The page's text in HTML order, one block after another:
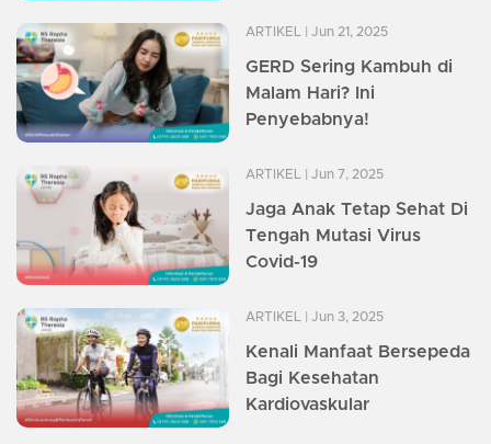
ARTIKEL | Jun 21, 2025
GERD Sering Kambuh di
Malam Hari? Ini
Penyebabnya!
ARTIKEL | Jun 7, 2025
Jaga Anak Tetap Sehat Di
Tengah Mutasi Virus
Covid-19
ARTIKEL | Jun 3, 2025
Kenali Manfaat Bersepeda
Bagi Kesehatan
Kardiovaskular